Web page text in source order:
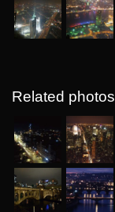
Related photos